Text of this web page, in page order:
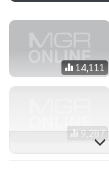
14,111
9,287